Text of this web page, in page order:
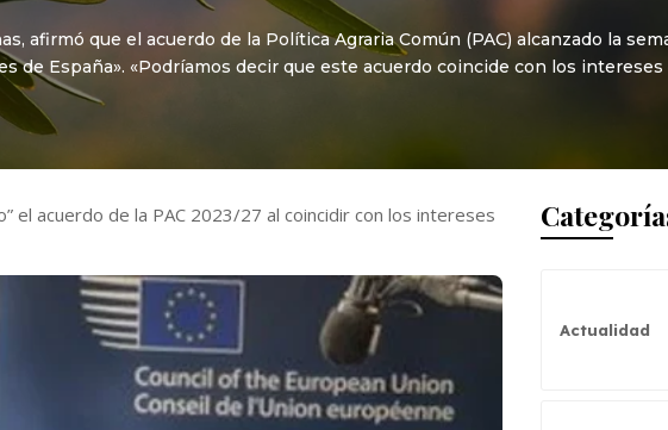
afirmó que el acuerdo de la Política Agraria Común (PAC) alcanzado la
de España». «Podríamos decir que este acuerdo coincide con los intereses
el acuerdo de la PAC 2023/27 al coincidir con los intereses
Actualidad